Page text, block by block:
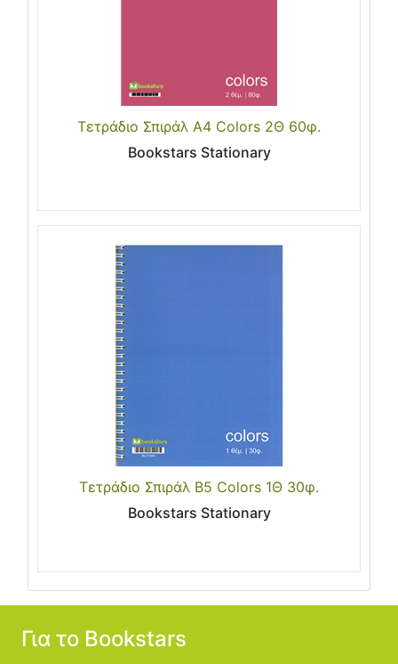
Τετράδιο Σπιράλ Α4 Colors 2Θ 60φ.
Bookstars Stationary
Τετράδιο Σπιράλ Β5 Colors 1Θ 30φ.
Bookstars Stationary
Για το Bookstars